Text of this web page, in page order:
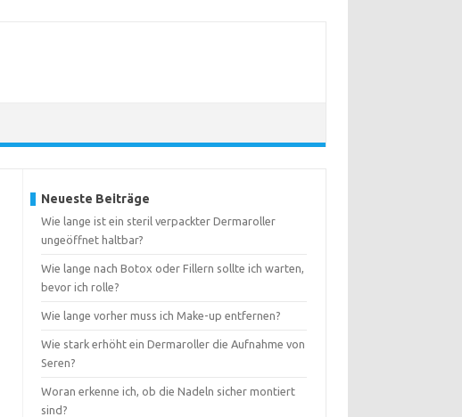
Neueste Beiträge
Wie lange ist ein steril verpackter Dermaroller
ungeöffnet haltbar?
Wie lange nach Botox oder Fillern sollte ich warten,
bevor ich rolle?
Wie lange vorher muss ich Make-up entfernen?
Wie stark erhöht ein Dermaroller die Aufnahme von
Seren?
Woran erkenne ich, ob die Nadeln sicher montiert
sind?